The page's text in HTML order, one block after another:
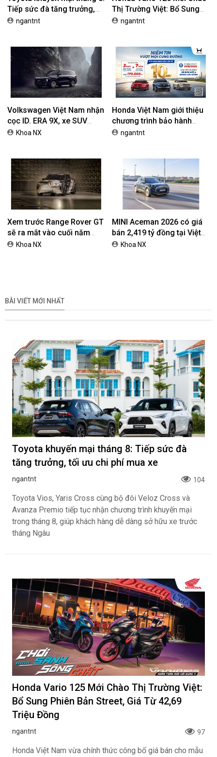
Tiếp sức đà tăng trưởng,
tối ưu chi phí mua xe
ngantnt
Thị Trường Việt: Bổ Sung
Phiên Bản Street, Giá Từ
ngantnt
Volkswagen Việt Nam nhận
cọc ID. ERA 9X, xe SUV
EREV dự kiến giá dưới 3 tỷ
Khoa NX
Honda Việt Nam giới thiệu
chương trình bảo hành
chính hãng lên tới 10 năm
ngantnt
Xem trước Range Rover GT
sẽ ra mắt vào cuối năm
2026Khoa NX
MINI Aceman 2026 có giá
bán 2,419 tỷ đồng tại Việt
NamKhoa NX
BÀI VIẾT MỚI NHẤT
Toyota khuyến mại tháng 8: Tiếp sức đà
tăng trưởng, tối ưu chi phí mua xe
ngantnt 104
Toyota Vios, Yaris Cross cùng bộ đôi Veloz Cross và
Avanza Premio tiếp tục nhận chương trình khuyến mại
trong tháng 8, giúp khách hàng dễ dàng sở hữu xe trước
tháng Ngâu
Honda Vario 125 Mới Chào Thị Trường Việt:
Bổ Sung Phiên Bản Street, Giá Từ 42,69
Triệu Đồng
ngantnt 97
Honda Việt Nam vừa chính thức công bố giá bán cho mẫu